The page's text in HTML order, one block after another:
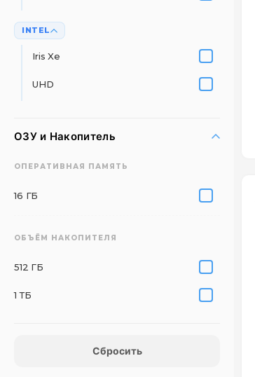
INTEL
Iris Xe
UHD
ОЗУ и Накопитель
ОПЕРАТИВНАЯ ПАМЯТЬ
16 ГБ
ОБЪЁМ НАКОПИТЕЛЯ
512 ГБ
1 ТБ
Сбросить